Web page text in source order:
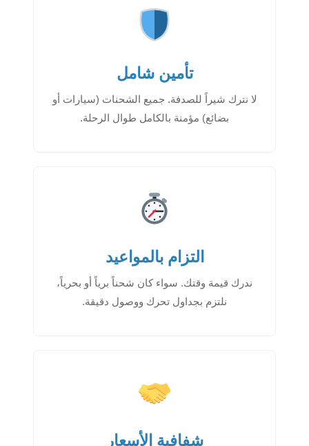
تأمين شامل
لا نترك شيراً للصدفة. جميع الشحنات (سيارات أو
بضائع) مؤمنة بالكامل طوال الرحلة.
التزام بالمواعيد
ندرك قيمة وقتك. سواء كان شحناً برياً أو بحرياً،
نلتزم بجداول تحرك ووصول دقيقة.
شفافية الأسعار